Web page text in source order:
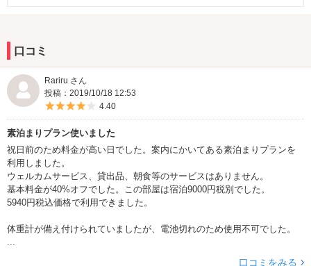
★みんなのGOLF
新ソフトの導入予定あり。
ＰＳ４は在庫数が少ないため先着順になります。
口コミ
Rariru さん
投稿：2019/10/18 12:53
5つ星のうち4
4.40
素泊まりプラン使いました
祝日前のため料金が高い日でした。案内にかいてある素泊まりプランを
利用しました。
ウェルカムサービス、貸出品、朝食等のサービスはありません。
基本料金が40%オフでした。この部屋は宿泊9000円税別でした。
5940円税込価格で利用できました。
体重計が備え付けられていましたが、電池切れのため使用不可でした。
...
口コミをみる